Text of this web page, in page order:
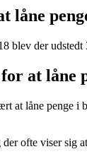
låne
blev der
at låne
at låne
ofte viser